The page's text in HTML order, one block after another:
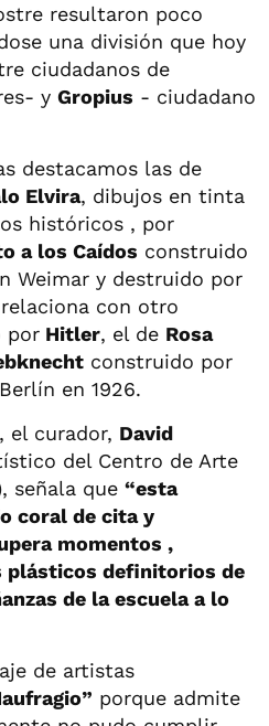
resultaron poco
una división que hoy
ciudadanos de
y Gropius - ciudadano
destacamos las de
Elvira, dibujos en tinta
históricos , por
a los Caídos construido
Weimar y destruido por
con otro
por Hitler, el de Rosa
construido por
en 1926.
el curador, David
del Centro de Arte
señala que “esta
coral de cita y
momentos ,
plásticos definitorios de
de la escuela a lo
de artistas
porque admite